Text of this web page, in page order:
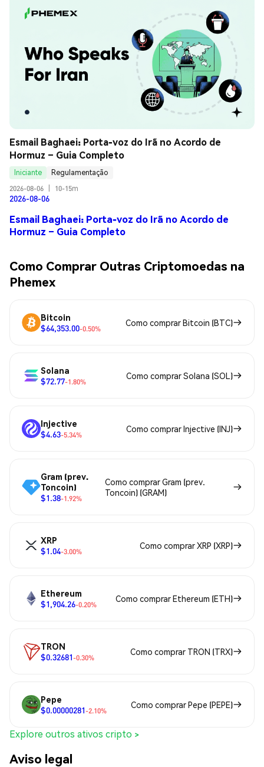
Esmail Baghaei: Porta-voz do Irã no Acordo de
Hormuz – Guia Completo
Iniciante
Regulamentação
2026-08-06
10-15m
2026-08-06
Esmail Baghaei: Porta-voz do Irã no Acordo de
Hormuz – Guia Completo
Como Comprar Outras Criptomoedas na
Phemex
Bitcoin
$64,353.00-0.50%
Como comprar Bitcoin (BTC)
Solana
$72.77-1.80%
Como comprar Solana (SOL)
Injective
$4.63-5.34%
Como comprar Injective (INJ)
Gram (prev.
Toncoin)
$1.38-1.92%
Como comprar Gram (prev.
Toncoin) (GRAM)
XRP
$1.04-3.00%
Como comprar XRP (XRP)
Ethereum
$1,904.26-0.20%
Como comprar Ethereum (ETH)
TRON
$0.32681-0.30%
Como comprar TRON (TRX)
Pepe
$0.00000281-2.10%
Como comprar Pepe (PEPE)
Explore outros ativos cripto >
Aviso legal